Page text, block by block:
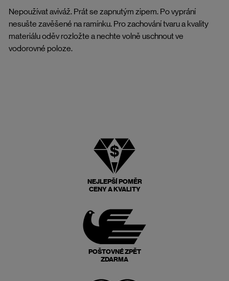
Nepoužívat aviváž. Prát se zapnutým zipem. Po vyprání
nesušte zavěšené na ramínku. Pro zachování tvaru a kvality
materiálu oděv rozložte a nechte volně uschnout ve
vodorovné poloze.
NEJLEPŠÍ POMĚR
CENY A KVALITY
POŠTOVNÉ ZPĚT
ZDARMA